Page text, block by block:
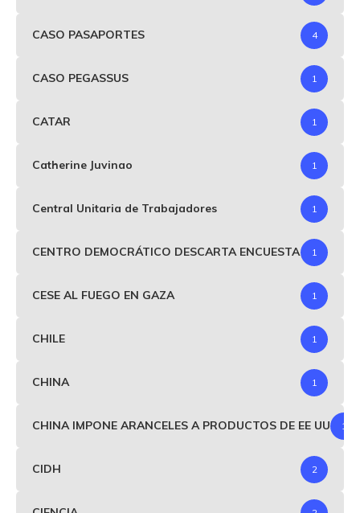
CASO PASAPORTES 4
CASO PEGASSUS 1
CATAR 1
Catherine Juvinao 1
Central Unitaria de Trabajadores 1
CENTRO DEMOCRÁTICO DESCARTA ENCUESTA 1
CESE AL FUEGO EN GAZA 1
CHILE 1
CHINA 1
CHINA IMPONE ARANCELES A PRODUCTOS DE EE UU 1
CIDH 2